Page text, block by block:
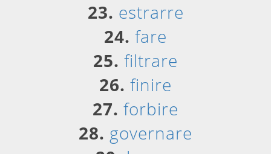
23. estrarre
24. fare
25. filtrare
26. finire
27. forbire
28. governare